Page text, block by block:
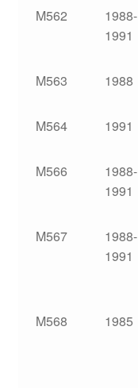
M562
1988-
1991
M563 1988
M564 1991
M566
1988-
1991
M567
1988-
1991
M568 1985